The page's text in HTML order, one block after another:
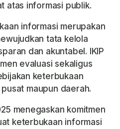
atas informasi publik.
informasi merupakan
tata kelola
dan akuntabel. IKIP
evaluasi sekaligus
keterbukaan
maupun daerah.
menegaskan komitmen
keterbukaan informasi